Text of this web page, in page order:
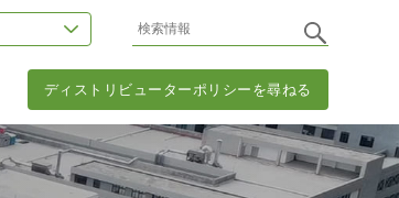
ディストリビューターポリシーを尋ねる